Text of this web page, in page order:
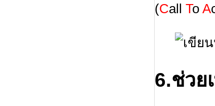
(Call To A
6.ช่วย